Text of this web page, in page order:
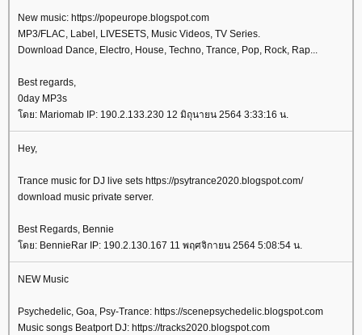
New music: https://popeurope.blogspot.com
MP3/FLAC, Label, LIVESETS, Music Videos, TV Series.
Download Dance, Electro, House, Techno, Trance, Pop, Rock, Rap...
Best regards,
0day MP3s
ดย: Mariomab IP: 190.2.133.230 12 มิถุนายน 2564 3:33:16 น.
Hey,
Trance music for DJ live sets https://psytrance2020.blogspot.com/
download music private server.
Best Regards, Bennie
ดย: BennieRar IP: 190.2.130.167 11 พฤศจิกายน 2564 5:08:54 น.
NEW Music
Psychedelic, Goa, Psy-Trance: https://scenepsychedelic.blogspot.com
Music songs Beatport DJ: https://tracks2020.blogspot.com